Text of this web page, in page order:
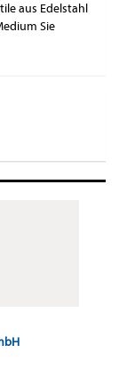
aus Edelstahl
Sie